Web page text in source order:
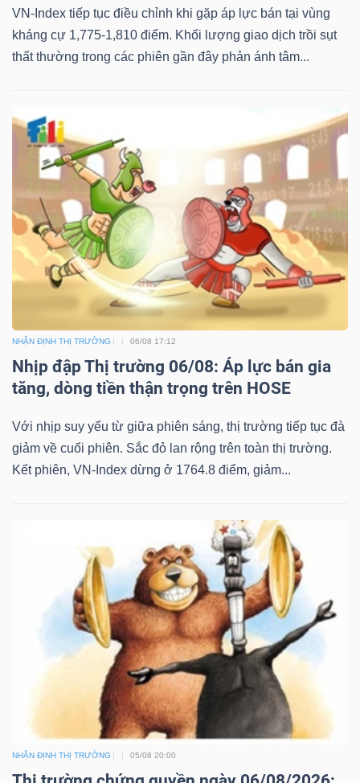
VN-Index tiếp tục điều chỉnh khi gặp áp lực bán tại vùng
kháng cự 1,775-1,810 điểm. Khối lượng giao dịch trồi sụt
thất thường trong các phiên gần đây phản ánh tâm...
NHẬN ĐỊNH THỊ TRƯỜNG 06/08 17:12
Nhịp đập Thị trường 06/08: Áp lực bán gia
tăng, dòng tiền thận trọng trên HOSE
Với nhịp suy yếu từ giữa phiên sáng, thị trường tiếp tục đà
giảm về cuối phiên. Sắc đỏ lan rộng trên toàn thị trường.
Kết phiên, VN-Index dừng ở 1764.8 điểm, giảm...
NHẬN ĐỊNH THỊ TRƯỜNG 05/08 20:00